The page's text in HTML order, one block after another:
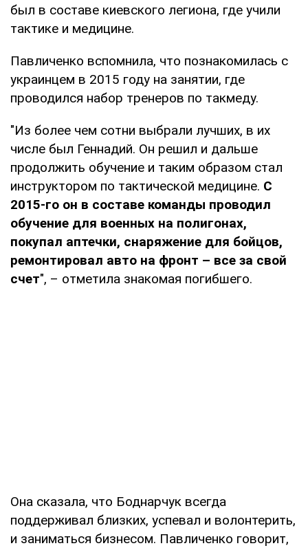
был в составе киевского легиона, где учили
тактике и медицине.
Павличенко вспомнила, что познакомилась с
украинцем в 2015 году на занятии, где
проводился набор тренеров по такмеду.
"Из более чем сотни выбрали лучших, в их
числе был Геннадий. Он решил и дальше
продолжить обучение и таким образом стал
инструктором по тактической медицине. С
2015-го он в составе команды проводил
обучение для военных на полигонах,
покупал аптечки, снаряжение для бойцов,
ремонтировал авто на фронт – все за свой
счет", – отметила знакомая погибшего.
Она сказала, что Боднарчук всегда
поддерживал близких, успевал и волонтерить,
и заниматься бизнесом. Павличенко говорит,